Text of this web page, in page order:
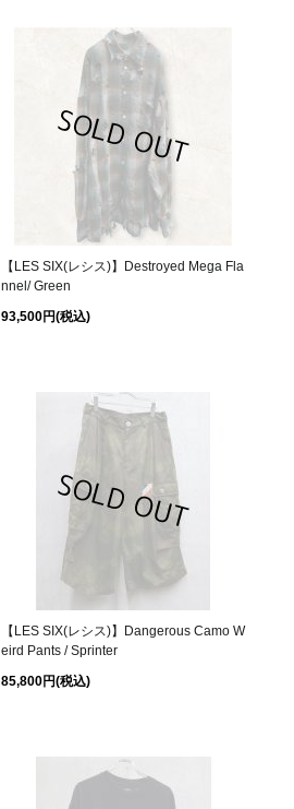
【LES SIX(レシス)】Destroyed Mega Fla
nnel/ Green
93,500円(税込)
【LES SIX(レシス)】Dangerous Camo W
eird Pants / Sprinter
85,800円(税込)